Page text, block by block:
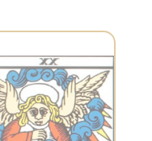
Représente la
réévaluation, la
transformation et